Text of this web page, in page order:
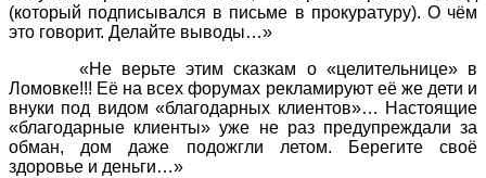
(который подписывался в письме в прокуратуру). О чём
это говорит. Делайте выводы…»
«Не верьте этим сказкам о «целительнице» в
Ломовке!!! Её на всех форумах рекламируют её же дети и
внуки под видом «благодарных клиентов»… Настоящие
«благодарные клиенты» уже не раз предупреждали за
обман, дом даже подожгли летом. Берегите своё
здоровье и деньги…»